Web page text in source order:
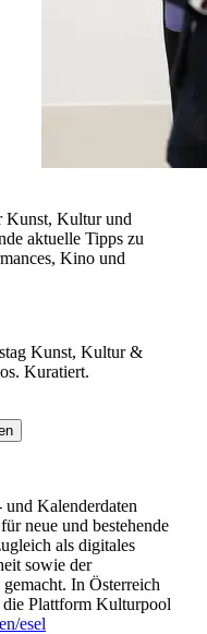
Kunst, Kultur und
aktuelle Tipps zu
Kino und
Kunst, Kultur &
Kuratiert.
Kalenderdaten
neue und bestehende
als digitales
sowie der
In Österreich
die Plattform Kulturpool
esel